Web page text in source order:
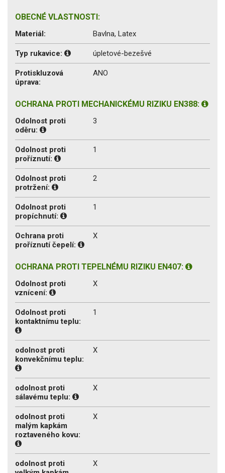
OBECNÉ VLASTNOSTI:
Materiál: Bavlna, Latex
Typ rukavice: úpletové-bezešvé
Protiskluzová
úprava:
ANO
OCHRANA PROTI MECHANICKÉMU RIZIKU EN388:
Odolnost proti
oděru:
3
Odolnost proti
proříznutí:
1
Odolnost proti
protržení:
2
Odolnost proti
propíchnutí:
1
Ochrana proti
proříznutí čepelí:
X
OCHRANA PROTI TEPELNÉMU RIZIKU EN407:
Odolnost proti
vznícení:
X
Odolnost proti
kontaktnímu teplu:
1
odolnost proti
konvekčnímu teplu:
X
odolnost proti
sálavému teplu:
X
odolnost proti
malým kapkám
roztaveného kovu:
X
odolnost proti
X